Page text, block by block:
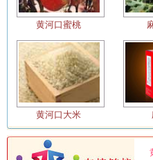
小福海
小贝壳焖
心连心
新发鱼汤
仙赞鲜
喜文化会
心连心
黄河口蜜桃
黄河口大米